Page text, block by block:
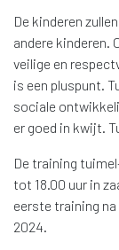
De kinderen
andere kinderen.
veilige en
is een pluspunt.
sociale
er goed in kwijt.
De training
tot 18.00 uur in
eerste training
2024.